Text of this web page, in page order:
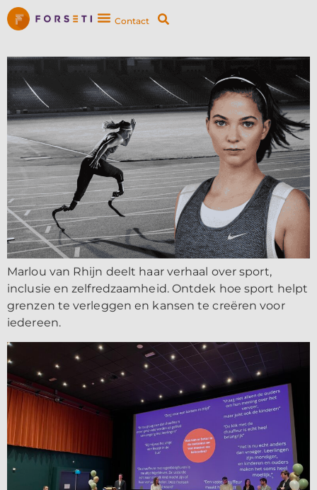
Contact
Marlou van Rhijn deelt haar verhaal over sport,
inclusie en zelfredzaamheid. Ontdek hoe sport helpt
grenzen te verleggen en kansen te creëren voor
iedereen.